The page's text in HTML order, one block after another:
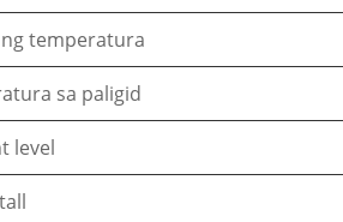
temperatura
sa paligid
level